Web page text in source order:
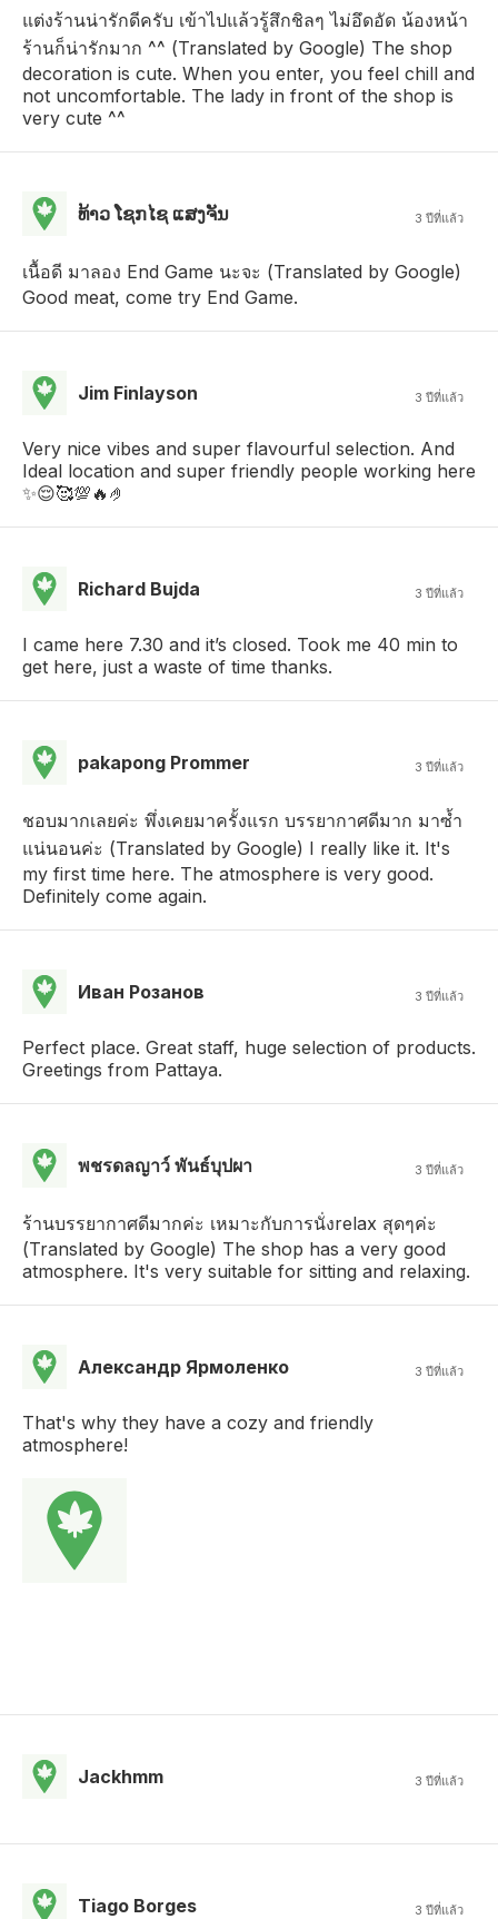
แต่งร้านน่ารักดีครับ เข้าไปแล้วรู้สึกชิลๆ ไม่อึดอัด น้องหน้า
ร้านก็น่ารักมาก ^^ (Translated by Google) The shop
decoration is cute. When you enter, you feel chill and
not uncomfortable. The lady in front of the shop is
very cute ^^
ທ້າວ ໂຊກໄຊ ແສງຈັນ 3 ปีที่แล้ว
เนื้อดี มาลอง End Game นะจะ (Translated by Google)
Good meat, come try End Game.
Jim Finlayson 3 ปีที่แล้ว
Very nice vibes and super flavourful selection. And
Ideal location and super friendly people working here
✨😌🥰💯🔥🤌
Richard Bujda 3 ปีที่แล้ว
I came here 7.30 and it’s closed. Took me 40 min to
get here, just a waste of time thanks.
pakapong Prommer 3 ปีที่แล้ว
ชอบมากเลยค่ะ พึ่งเคยมาครั้งแรก บรรยากาศดีมาก มาซ้ำ
แน่นอนค่ะ (Translated by Google) I really like it. It's
my first time here. The atmosphere is very good.
Definitely come again.
Иван Розанов 3 ปีที่แล้ว
Perfect place. Great staff, huge selection of products.
Greetings from Pattaya.
พชรดลญาว์ พันธ์บุปผา 3 ปีที่แล้ว
ร้านบรรยากาศดีมากค่ะ เหมาะกับการนั่งrelax สุดๆค่ะ
(Translated by Google) The shop has a very good
atmosphere. It's very suitable for sitting and relaxing.
Александр Ярмоленко 3 ปีที่แล้ว
That's why they have a cozy and friendly
atmosphere!
Jackhmm 3 ปีที่แล้ว
Tiago Borges 3 ปีที่แล้ว